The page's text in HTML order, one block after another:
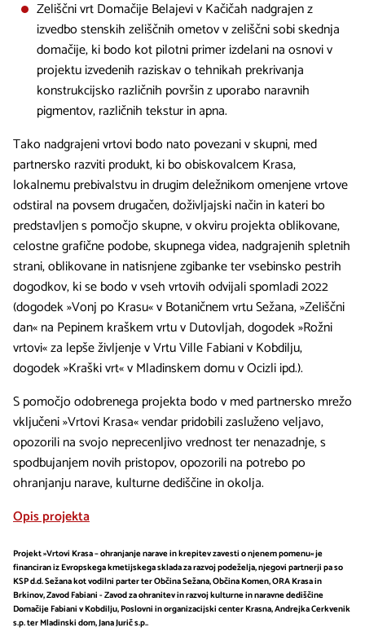
Zeliščni vrt Domačije Belajevi v Kačičah nadgrajen z
izvedbo stenskih zeliščnih ometov v zeliščni sobi skednja
domačije, ki bodo kot pilotni primer izdelani na osnovi v
projektu izvedenih raziskav o tehnikah prekrivanja
konstrukcijsko različnih površin z uporabo naravnih
pigmentov, različnih tekstur in apna.
Tako nadgrajeni vrtovi bodo nato povezani v skupni, med
partnersko razviti produkt, ki bo obiskovalcem Krasa,
lokalnemu prebivalstvu in drugim deležnikom omenjene vrtove
odstiral na povsem drugačen, doživljajski način in kateri bo
predstavljen s pomočjo skupne, v okviru projekta oblikovane,
celostne grafične podobe, skupnega videa, nadgrajenih spletnih
strani, oblikovane in natisnjene zgibanke ter vsebinsko pestrih
dogodkov, ki se bodo v vseh vrtovih odvijali spomladi 2022
(dogodek »Vonj po Krasu« v Botaničnem vrtu Sežana, »Zeliščni
dan« na Pepinem kraškem vrtu v Dutovljah, dogodek »Rožni
vrtovi« za lepše življenje v Vrtu Ville Fabiani v Kobdilju,
dogodek »Kraški vrt« v Mladinskem domu v Ocizli ipd.).
S pomočjo odobrenega projekta bodo v med partnersko mrežo
vključeni »Vrtovi Krasa« vendar pridobili zasluženo veljavo,
opozorili na svojo neprecenljivo vrednost ter nenazadnje, s
spodbujanjem novih pristopov, opozorili na potrebo po
ohranjanju narave, kulturne dediščine in okolja.
Opis projekta
Projekt »Vrtovi Krasa – ohranjanje narave in krepitev zavesti o njenem pomenu« je
financiran iz Evropskega kmetijskega sklada za razvoj podeželja, njegovi partnerji pa so
KSP d.d. Sežana kot vodilni parter ter Občina Sežana, Občina Komen, ORA Krasa in
Brkinov, Zavod Fabiani - Zavod za ohranitev in razvoj kulturne in naravne dediščine
Domačije Fabiani v Kobdilju, Poslovni in organizacijski center Krasna, Andrejka Cerkvenik
s.p. ter Mladinski dom, Jana Jurič s.p..